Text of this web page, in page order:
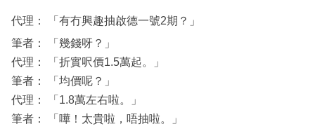
閱
區
代理： 「有冇興趣抽啟德一號2期？」
筆者： 「幾錢呀？」
代理： 「折實呎價1.5萬起。」
筆者： 「均價呢？」
代理： 「1.8萬左右啦。」
筆者： 「嘩！太貴啦，唔抽啦。」